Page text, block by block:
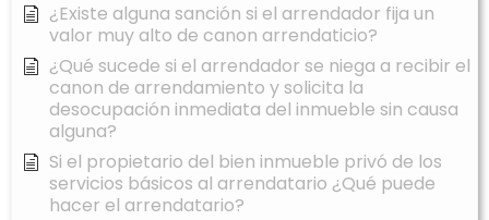
¿Existe alguna sanción si el arrendador fija un
valor muy alto de canon arrendaticio?
¿Qué sucede si el arrendador se niega a recibir el
canon de arrendamiento y solicita la
desocupación inmediata del inmueble sin causa
alguna?
Si el propietario del bien inmueble privó de los
servicios básicos al arrendatario ¿Qué puede
hacer el arrendatario?